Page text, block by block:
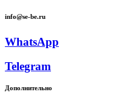
info@se-be.ru
WhatsApp
Telegram
Дополнительно